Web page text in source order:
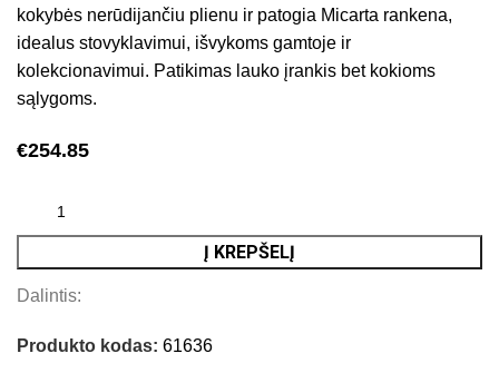
kokybės nerūdijančiu plienu ir patogia Micarta rankena,
idealus stovyklavimui, išvykoms gamtoje ir
kolekcionavimui. Patikimas lauko įrankis bet kokioms
sąlygoms.
€254.85
Į KREPŠELĮ
Dalintis:
Produkto kodas:61636